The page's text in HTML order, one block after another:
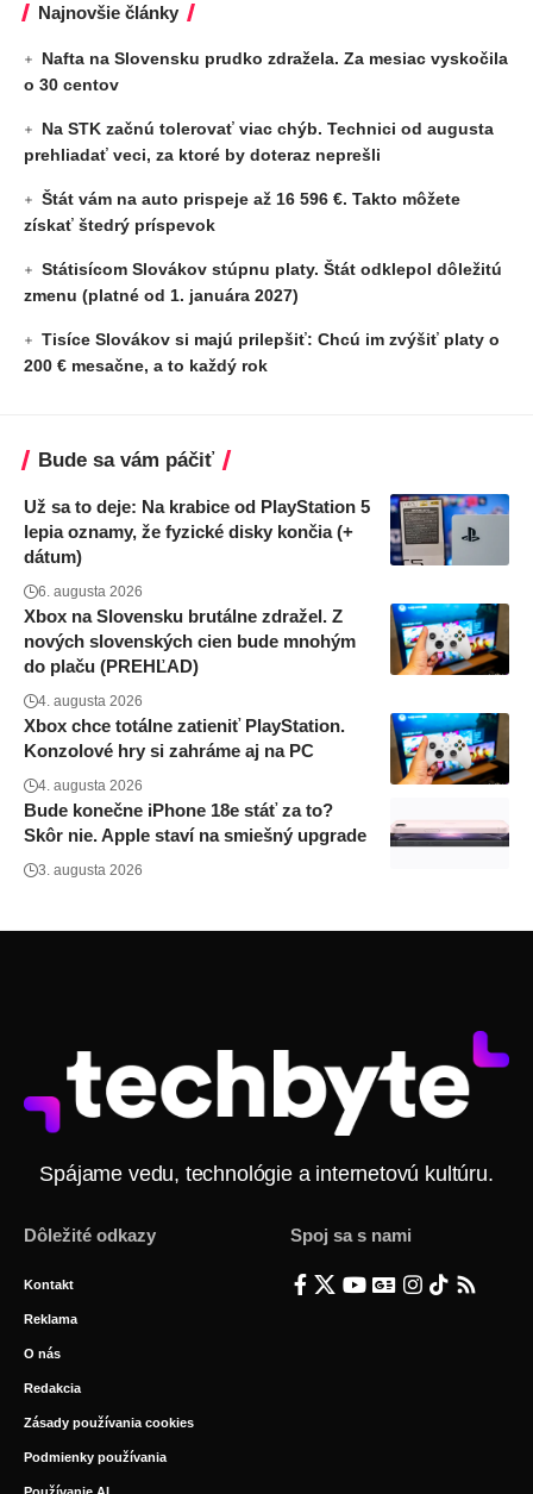
Najnovšie články
Nafta na Slovensku prudko zdražela. Za mesiac vyskočila
o 30 centov
Na STK začnú tolerovať viac chýb. Technici od augusta
prehliadať veci, za ktoré by doteraz neprešli
Štát vám na auto prispeje až 16 596 €. Takto môžete
získať štedrý príspevok
Státisícom Slovákov stúpnu platy. Štát odklepol dôležitú
zmenu (platné od 1. januára 2027)
Tisíce Slovákov si majú prilepšiť: Chcú im zvýšiť platy o
200 € mesačne, a to každý rok
Bude sa vám páčiť
Už sa to deje: Na krabice od PlayStation 5
lepia oznamy, že fyzické disky končia (+
dátum)
6. augusta 2026
Xbox na Slovensku brutálne zdražel. Z
nových slovenských cien bude mnohým
do plaču (PREHĽAD)
4. augusta 2026
Xbox chce totálne zatieniť PlayStation.
Konzolové hry si zahráme aj na PC
4. augusta 2026
Bude konečne iPhone 18e stáť za to?
Skôr nie. Apple staví na smiešný upgrade
3. augusta 2026
Spájame vedu, technológie a internetovú kultúru.
Dôležité odkazy
Kontakt
Reklama
O nás
Redakcia
Zásady používania cookies
Podmienky používania
Spoj sa s nami